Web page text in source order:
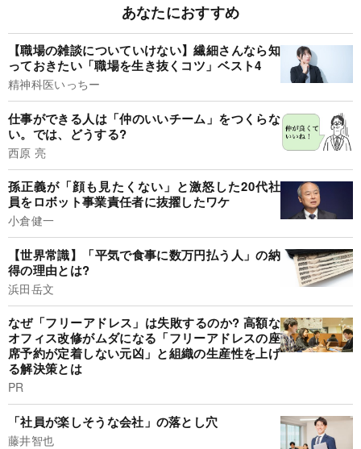
あなたにおすすめ
【職場の雑談についていけない】繊細さんなら知
っておきたい「職場を生き抜くコツ」ベスト4
精神科医いっちー
仕事ができる人は「仲のいいチーム」をつくらな
い。では、どうする?
西原 亮
孫正義が「顔も見たくない」と激怒した20代社
員をロボット事業責任者に抜擢したワケ
小倉健一
【世界常識】「平気で食事に数万円払う人」の納
得の理由とは?
浜田岳文
なぜ「フリーアドレス」は失敗するのか? 高額な
オフィス改修がムダになる「フリーアドレスの座
席予約が定着しない元凶」と組織の生産性を上げ
る解決策とは
PR
「社員が楽しそうな会社」の落とし穴
藤井智也